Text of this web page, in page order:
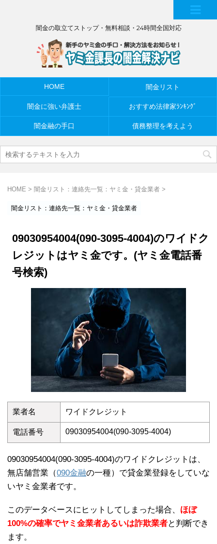
闇金の取立てストップ・無料相談・24時間全国対応
HOME 闇金リスト
闇金に強い弁護士 おすすめ法律家ﾗﾝｷﾝｸﾞ
闇金融の手口 債務整理を考えよう
HOME > 闇金リスト：連絡先一覧：ヤミ金・貸金業者 >
闇金リスト：連絡先一覧：ヤミ金・貸金業者
09030954004(090-3095-4004)のワイドク
レジットはヤミ金です。(ヤミ金電話番
号検索)
業者名 ワイドクレジット
電話番号 09030954004(090-3095-4004)
09030954004(090-3095-4004)のワイドクレジットは、
無店舗営業（090金融の一種）で貸金業登録をしていな
いヤミ金業者です。
このデータベースにヒットしてしまった場合、 ほぼ
100%の確率でヤミ金業者あるいは詐欺業者と判断でき
ます。